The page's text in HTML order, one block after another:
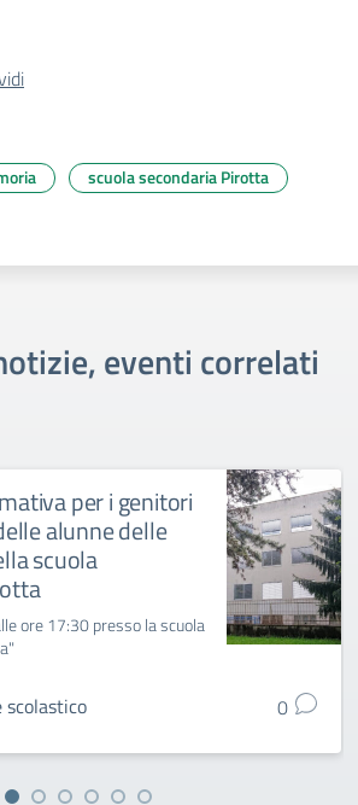
scuola secondaria Pirotta
eventi correlati
per i genitori
alunne delle
scuola
ore 17:30 presso la scuola
scolastico 0